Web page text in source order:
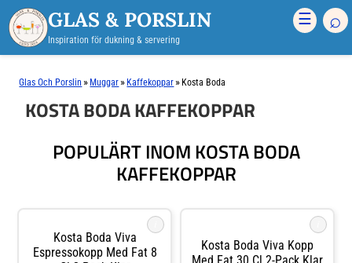
GLAS & PORSLIN
Inspiration för dukning & servering
☰ ⌕
Glas Och Porslin » Muggar » Kaffekoppar » Kosta Boda
KOSTA BODA KAFFEKOPPAR
POPULÄRT INOM KOSTA BODA
KAFFEKOPPAR
Kosta Boda Viva
Espressokopp Med Fat 8
Kosta Boda Viva Kopp